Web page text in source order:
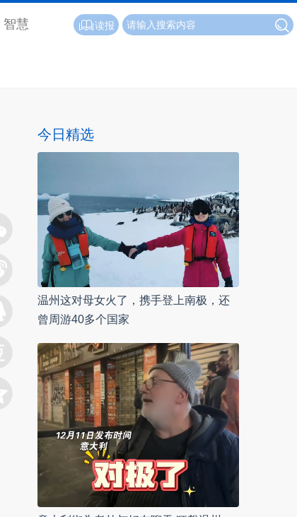
智慧 读报
今日精选
温州这对母女火了，携手登上南极，还
曾周游40多个国家